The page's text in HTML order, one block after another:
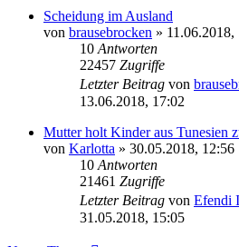
Scheidung im Ausland
von brausebrocken » 11.06.2018,
10 Antworten
22457 Zugriffe
Letzter Beitrag von
13.06.2018, 17:02
Mutter holt Kinder aus Tunesien
von Karlotta » 30.05.2018, 12:56
10 Antworten
21461 Zugriffe
Letzter Beitrag von Efendi
31.05.2018, 15:05